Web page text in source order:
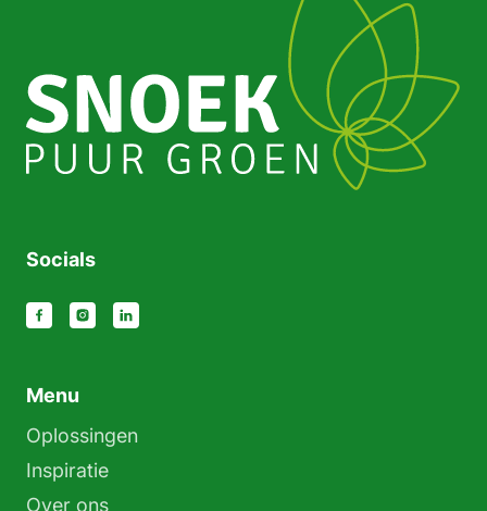
Socials
Menu
Oplossingen
Inspiratie
Over ons